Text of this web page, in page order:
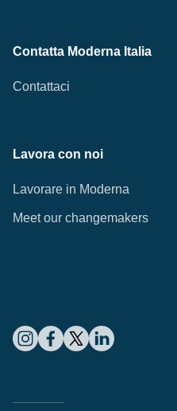
Contatta Moderna Italia
Contattaci
Lavora con noi
Lavorare in Moderna
Meet our changemakers